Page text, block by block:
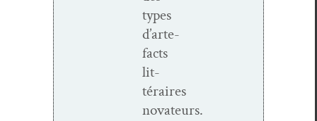
types
d’arte­
facts
lit­
téraires
novateurs.